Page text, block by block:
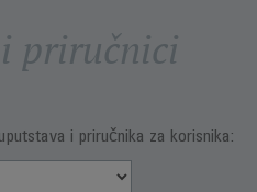
priručnici
i priručnika za korisnika: